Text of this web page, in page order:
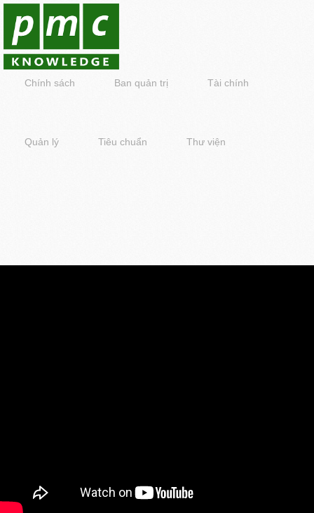
Chính sách Ban quản trị Tài chính
Quản lý Tiêu chuẩn Thư viện